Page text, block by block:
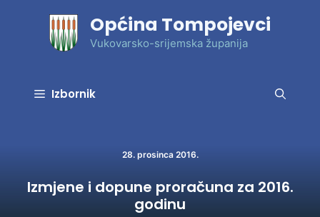
Općina Tompojevci
Vukovarsko-srijemska županija
Izbornik
28. prosinca 2016.
Izmjene i dopune proračuna za 2016.
godinu